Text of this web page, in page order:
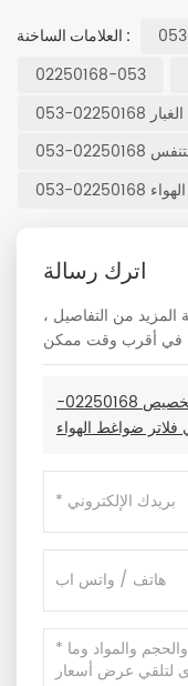
العلامات الساخنة :
02250168-053
053
053
053
اترك رسالة
المزيد من التفاصيل ،
خرطوشة فلتر هواء قابلة للتخصيص 02250168-